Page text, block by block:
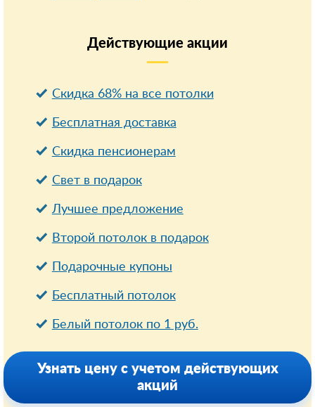
Действующие акции
Скидка 68% на все потолки
Бесплатная доставка
Cкидка пенсионерам
Свет в подарок
Лучшее предложение
Второй потолок в подарок
Подарочные купоны
Бесплатный потолок
Белый потолок по 1 руб.
Узнать цену с учетом действующих
акций